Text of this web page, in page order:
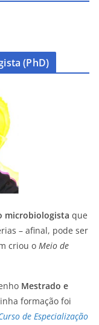
(PhD)
microbiologista que
– afinal, pode ser
criou o Meio de
Mestrado e
formação foi
de Especialização